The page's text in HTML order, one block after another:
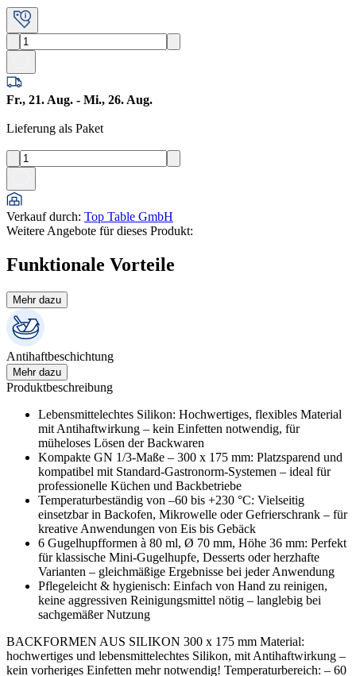
Fr., 21. Aug. - Mi., 26. Aug.
Lieferung als Paket
Verkauf durch: Top Table GmbH
Weitere Angebote für dieses Produkt:
Funktionale Vorteile
Mehr dazu
Antihaftbeschichtung
Mehr dazu
Produktbeschreibung
Lebensmittelechtes Silikon: Hochwertiges, flexibles Material
mit Antihaftwirkung – kein Einfetten notwendig, für
müheloses Lösen der Backwaren
Kompakte GN 1/3-Maße – 300 x 175 mm: Platzsparend und
kompatibel mit Standard-Gastronorm-Systemen – ideal für
professionelle Küchen und Backbetriebe
Temperaturbeständig von –60 bis +230 °C: Vielseitig
einsetzbar in Backofen, Mikrowelle oder Gefrierschrank – für
kreative Anwendungen von Eis bis Gebäck
6 Gugelhupfformen à 80 ml, Ø 70 mm, Höhe 36 mm: Perfekt
für klassische Mini-Gugelhupfe, Desserts oder herzhafte
Varianten – gleichmäßige Ergebnisse bei jeder Anwendung
Pflegeleicht & hygienisch: Einfach von Hand zu reinigen,
keine aggressiven Reinigungsmittel nötig – langlebig bei
sachgemäßer Nutzung
BACKFORMEN AUS SILIKON 300 x 175 mm Material:
hochwertiges und lebensmittelechtes Silikon, mit Antihaftwirkung –
kein vorheriges Einfetten mehr notwendig! Temperaturbereich: – 60